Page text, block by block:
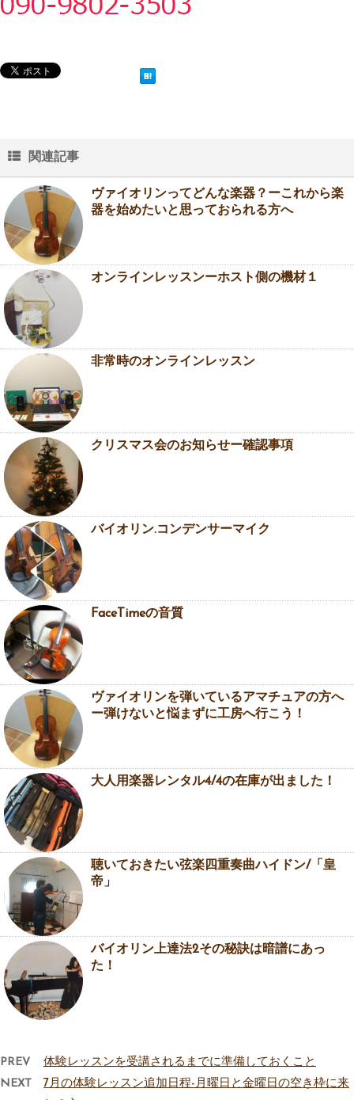
関連記事
ヴァイオリンってどんな楽器？ーこれから楽
器を始めたいと思っておられる方へ
オンラインレッスンーホスト側の機材１
非常時のオンラインレッスン
クリスマス会のお知らせー確認事項
バイオリン.コンデンサーマイク
FaceTimeの音質
ヴァイオリンを弾いているアマチュアの方へ
ー弾けないと悩まずに工房へ行こう！
大人用楽器レンタル4/4の在庫が出ました！
聴いておきたい弦楽四重奏曲ハイドン/「皇
帝」
バイオリン上達法2その秘訣は暗譜にあっ
た！
PREV
体験レッスンを受講されるまでに準備しておくこと
NEXT
7月の体験レッスン追加日程-月曜日と金曜日の空き枠に来